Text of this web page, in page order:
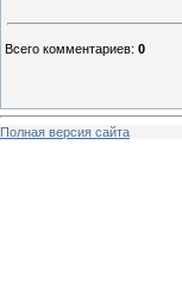
Всего комментариев: 0
Полная версия сайта